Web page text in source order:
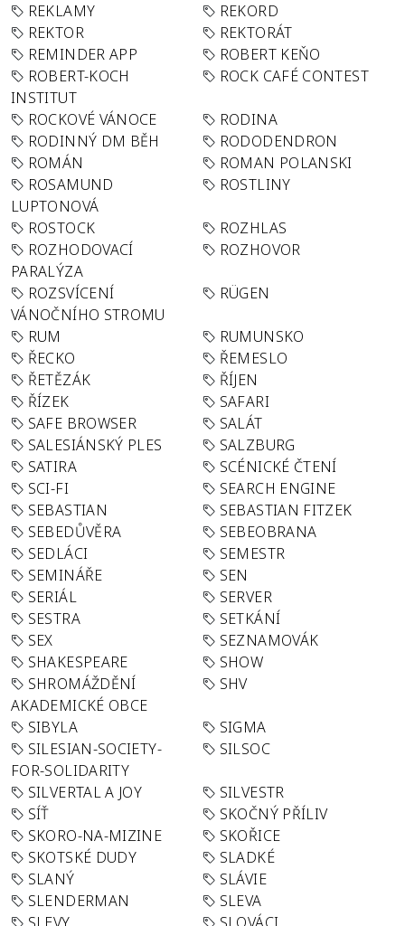
REKLAMY
REKORD
REKTOR
REKTORÁT
REMINDER APP
ROBERT KEŇO
ROBERT-KOCH
INSTITUT
ROCK CAFÉ CONTEST
ROCKOVÉ VÁNOCE
RODINA
RODINNÝ DM BĚH
RODODENDRON
ROMÁN
ROMAN POLANSKI
ROSAMUND
LUPTONOVÁ
ROSTLINY
ROSTOCK
ROZHLAS
ROZHODOVACÍ
PARALÝZA
ROZHOVOR
ROZSVÍCENÍ
VÁNOČNÍHO STROMU
RÜGEN
RUM
RUMUNSKO
ŘECKO
ŘEMESLO
ŘETĚZÁK
ŘÍJEN
ŘÍZEK
SAFARI
SAFE BROWSER
SALÁT
SALESIÁNSKÝ PLES
SALZBURG
SATIRA
SCÉNICKÉ ČTENÍ
SCI-FI
SEARCH ENGINE
SEBASTIAN
SEBASTIAN FITZEK
SEBEDŮVĚRA
SEBEOBRANA
SEDLÁCI
SEMESTR
SEMINÁŘE
SEN
SERIÁL
SERVER
SESTRA
SETKÁNÍ
SEX
SEZNAMOVÁK
SHAKESPEARE
SHOW
SHROMÁŽDĚNÍ
AKADEMICKÉ OBCE
SHV
SIBYLA
SIGMA
SILESIAN-SOCIETY-
FOR-SOLIDARITY
SILSOC
SILVERTAL A JOY
SILVESTR
SÍŤ
SKOČNÝ PŘÍLIV
SKORO-NA-MIZINE
SKOŘICE
SKOTSKÉ DUDY
SLADKÉ
SLANÝ
SLÁVIE
SLENDERMAN
SLEVA